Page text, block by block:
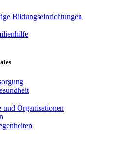
Bildungseinrichtungen
und Organisationen